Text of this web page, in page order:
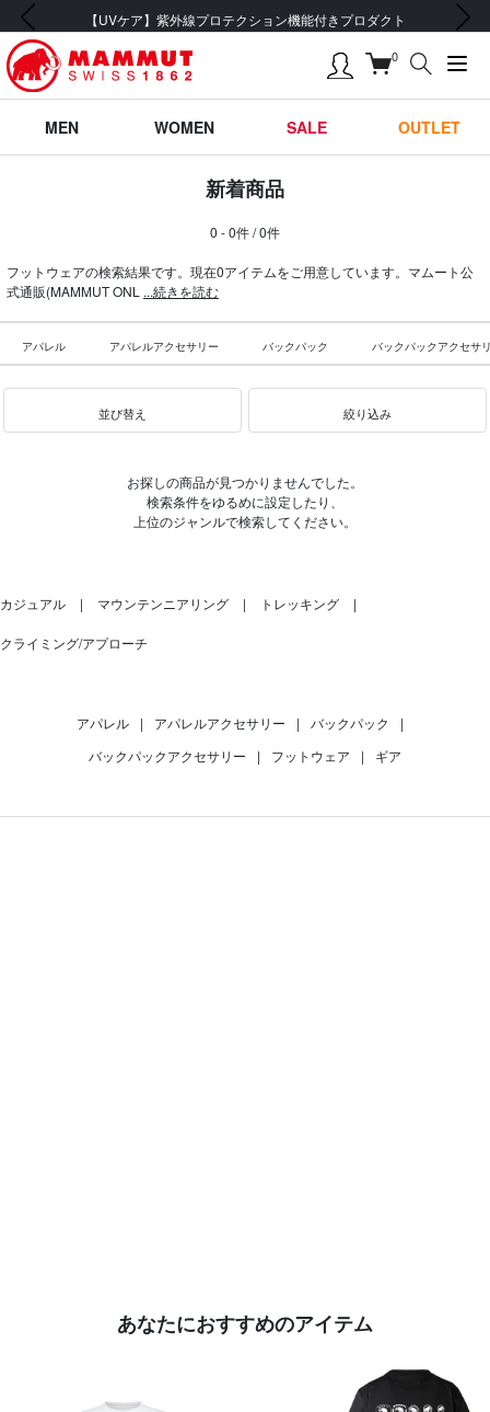
【UVケア】紫外線プロテクション機能付きプロダクト
前の画像 次の画像
0
MEN WOMEN SALE OUTLET
新着商品
0 - 0件 / 0件
フットウェアの検索結果です。現在0アイテムをご用意しています。マムート公
式通販(MAMMUT ONL ...続きを読む
アパレル アパレルアクセサリー バックパック バックパックアクセサ
並び替え 絞り込み
お探しの商品が見つかりませんでした。
検索条件をゆるめに設定したり、
上位のジャンルで検索してください。
カジュアル マウンテンニアリング トレッキング
クライミング/アプローチ
アパレル | アパレルアクセサリー | バックパック
|
バックパックアクセサリー
| フットウェア | ギア
あなたにおすすめのアイテム